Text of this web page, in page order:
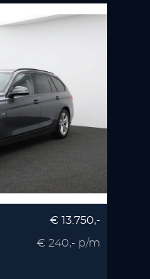
€ 13.750,-
€ 240,- p/m